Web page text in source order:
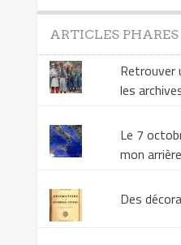
ARTICLES PHARES
Retrouver
les
Le 7
mon
Des